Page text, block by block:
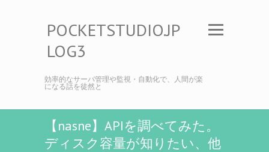
POCKETSTUDIO.JP
LOG3
効率的なサーバ管理や監視・自動化で、人間が楽
になる話を徒然と
【nasne】APIを調べてみた。
ディスク容量が知りたい、他